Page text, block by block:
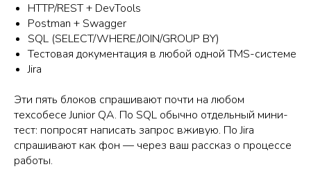
HTTP/REST + DevTools
Postman + Swagger
SQL (SELECT/WHERE/JOIN/GROUP BY)
Тестовая документация в любой одной TMS-системе
Jira
Эти пять блоков спрашивают почти на любом
техсобесе Junior QA. По SQL обычно отдельный мини-
тест: попросят написать запрос вживую. По Jira
спрашивают как фон — через ваш рассказ о процессе
работы.